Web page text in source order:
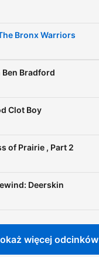
Bronx Warriors
Ben Bradford
Clot Boy
of Prairie , Part 2
Deerskin
więcej odcinków